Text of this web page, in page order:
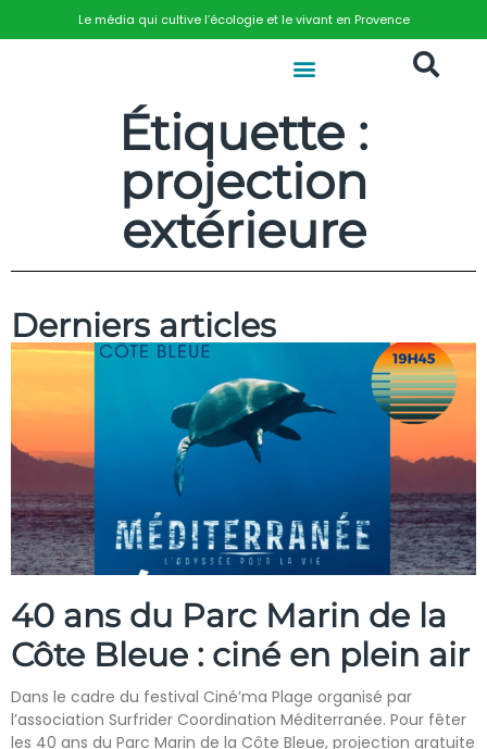
Le média qui cultive l’écologie et le vivant en Provence
Étiquette :
projection
extérieure
Derniers articles
40 ans du Parc Marin de la
Côte Bleue : ciné en plein air
Dans le cadre du festival Ciné’ma Plage organisé par
l’association Surfrider Coordination Méditerranée. Pour fêter
les 40 ans du Parc Marin de la Côte Bleue, projection gratuite